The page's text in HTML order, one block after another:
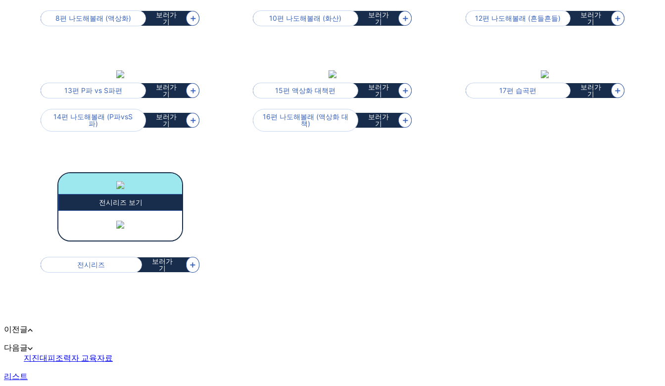
8편 나도해볼래 (액상화)
보러가
기
＋ 10편 나도해볼래 (화산)
보러가
기
＋ 12편 나도해볼래 (흔들흔들)
보러가
기
＋
13편 P파 vs S파편
보러가
기
＋
14편 나도해볼래 (P파vsS
파)
보러가
기
＋
15편 액상화 대책편
보러가
기
＋
16편 나도해볼래 (액상화 대
책)
보러가
기
＋
17편 습곡편
보러가
기
＋
전시리즈 보기
전시리즈
보러가
기
＋
이전글
다음글
지진대피조력자 교육자료
리스트